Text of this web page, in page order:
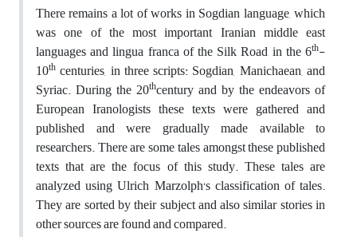
There remains a lot of works in Sogdian language, which
was one of the most important Iranian middle east
languages and lingua franca of the Silk Road in the 6th-
10th centuries, in three scripts: Sogdian, Manichaean, and
Syriac. During the 20thcentury and by the endeavors of
European Iranologists these texts were gathered and
published and were gradually made available to
researchers. There are some tales amongst these published
texts that are the focus of this study. These tales are
analyzed using Ulrich Marzolph‘s classification of tales.
They are sorted by their subject and also similar stories in
other sources are found and compared.